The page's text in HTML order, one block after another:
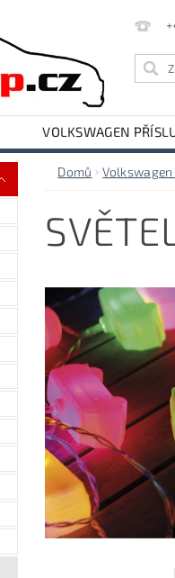
VOLKSWAGEN
AUDI LIFESTYLE
Domů